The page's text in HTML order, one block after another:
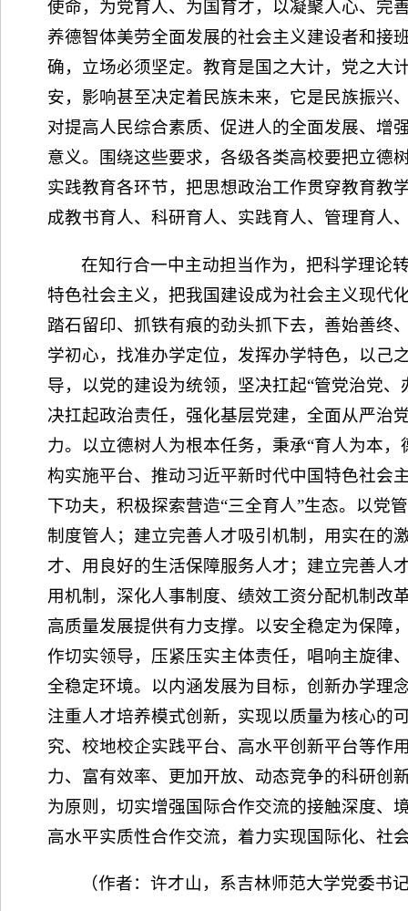
使命，为党育人、为国育才，以凝聚人心、完
养德智体美劳全面发展的社会主义建设者和接
确，立场必须坚定。教育是国之大计，党之大
安，影响甚至决定着民族未来，它是民族振兴
对提高人民综合素质、促进人的全面发展、增
意义。围绕这些要求，各级各类高校要把立德
实践教育各环节，把思想政治工作贯穿教育教
成教书育人、科研育人、实践育人、管理育人
在知行合一中主动担当作为，把科学理论
特色社会主义，把我国建设成为社会主义现代
踏石留印、抓铁有痕的劲头抓下去，善始善终
学初心，找准办学定位，发挥办学特色，以己
导，以党的建设为统领，坚决扛起“管党治党
决扛起政治责任，强化基层党建，全面从严治
力。以立德树人为根本任务，秉承“育人为本
构实施平台、推动习近平新时代中国特色社会
下功夫，积极探索营造“三全育人”生态。以党
制度管人；建立完善人才吸引机制，用实在的
才、用良好的生活保障服务人才；建立完善人
用机制，深化人事制度、绩效工资分配机制改
高质量发展提供有力支撑。以安全稳定为保障
作切实领导，压紧压实主体责任，唱响主旋律
全稳定环境。以内涵发展为目标，创新办学理
注重人才培养模式创新，实现以质量为核心的
究、校地校企实践平台、高水平创新平台等作
力、富有效率、更加开放、动态竞争的科研创
为原则，切实增强国际合作交流的接触深度、
高水平实质性合作交流，着力实现国际化、社
（作者：许才山，系吉林师范大学党委书